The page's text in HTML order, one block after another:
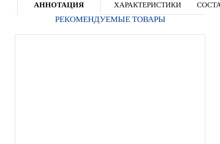
АННОТАЦИЯ ХАРАКТЕРИСТИКИ
РЕКОМЕНДУЕМЫЕ ТОВАРЫ